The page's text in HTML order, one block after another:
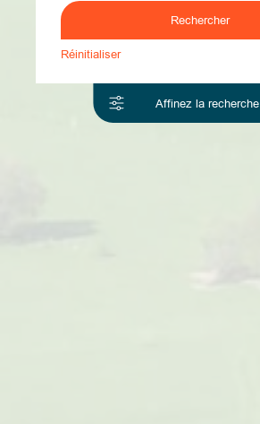
Rechercher
Réinitialiser
Affinez la recherche